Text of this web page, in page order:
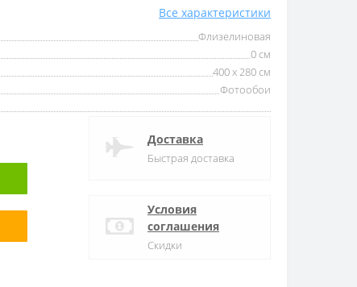
Все характеристики
Флизелиновая
0 см
400 x 280 см
Фотообои
Доставка
Быстрая доставка
Условия
соглашения
Скидки